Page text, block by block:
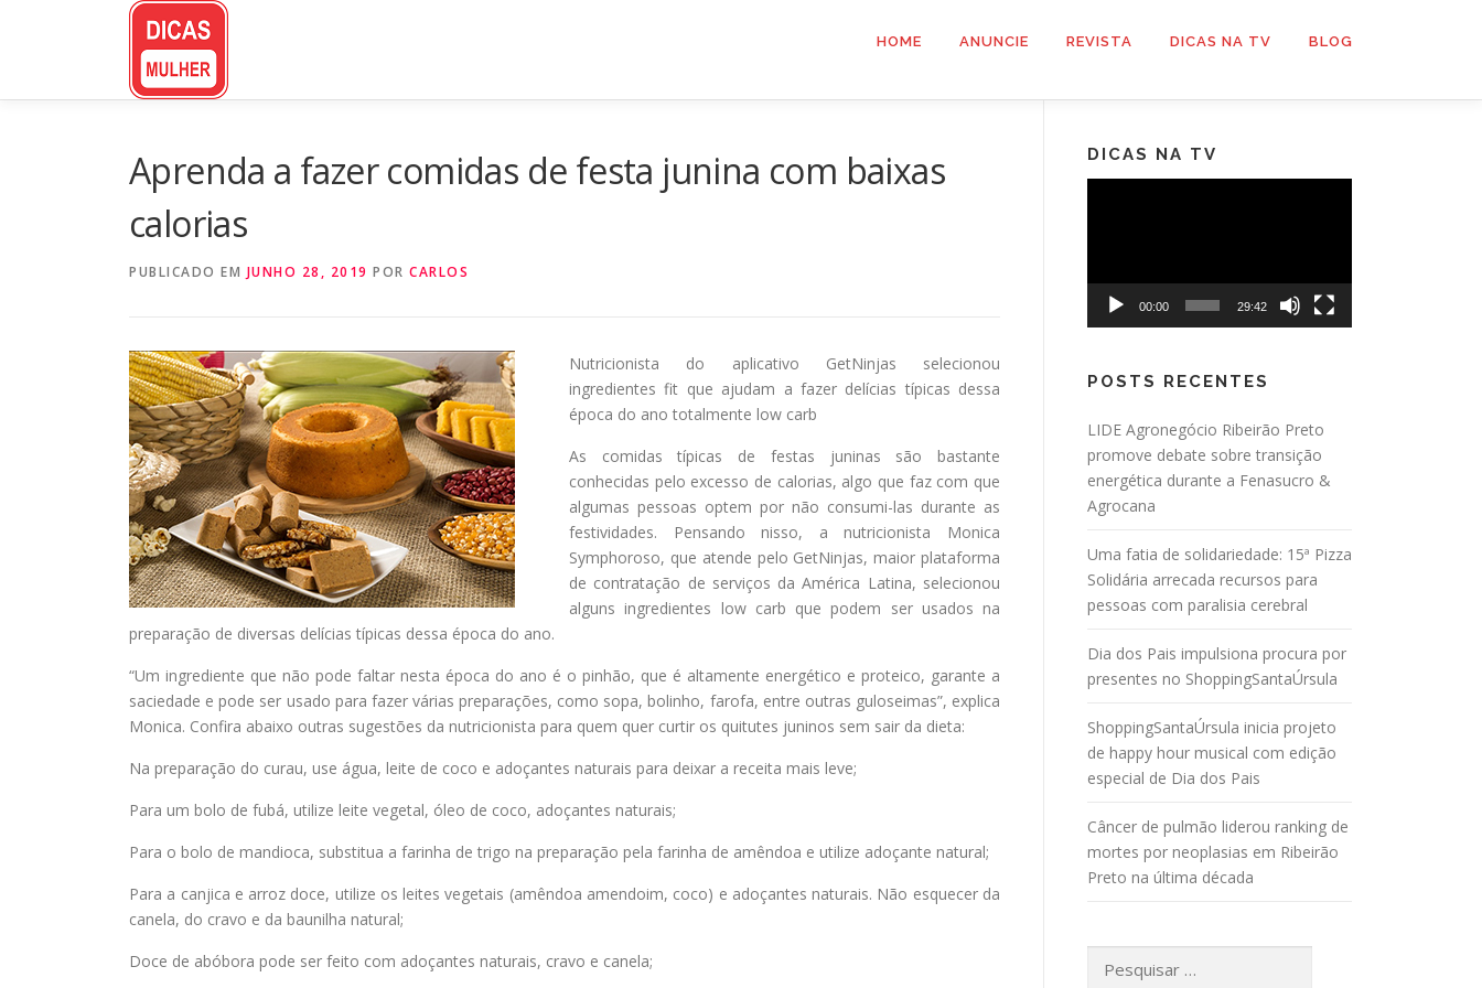
HOME ANUNCIE REVISTA DICAS NA TV BLOG
Aprenda a fazer comidas de festa junina com baixas
calorias
PUBLICADO EM JUNHO 28, 2019 POR CARLOS
Nutricionista do aplicativo GetNinjas selecionou
ingredientes fit que ajudam a fazer delícias típicas dessa
época do ano totalmente low carb
As comidas típicas de festas juninas são bastante
conhecidas pelo excesso de calorias, algo que faz com que
algumas pessoas optem por não consumi-las durante as
festividades. Pensando nisso, a nutricionista Monica
Symphoroso, que atende pelo GetNinjas, maior plataforma
de contratação de serviços da América Latina, selecionou
alguns ingredientes low carb que podem ser usados na
preparação de diversas delícias típicas dessa época do ano.
“Um ingrediente que não pode faltar nesta época do ano é o pinhão, que é altamente energético e proteico, garante a
saciedade e pode ser usado para fazer várias preparações, como sopa, bolinho, farofa, entre outras guloseimas”, explica
Monica. Confira abaixo outras sugestões da nutricionista para quem quer curtir os quitutes juninos sem sair da dieta:
Na preparação do curau, use água, leite de coco e adoçantes naturais para deixar a receita mais leve;
Para um bolo de fubá, utilize leite vegetal, óleo de coco, adoçantes naturais;
Para o bolo de mandioca, substitua a farinha de trigo na preparação pela farinha de amêndoa e utilize adoçante natural;
Para a canjica e arroz doce, utilize os leites vegetais (amêndoa amendoim, coco) e adoçantes naturais. Não esquecer da
canela, do cravo e da baunilha natural;
Doce de abóbora pode ser feito com adoçantes naturais, cravo e canela;
DICAS NA TV
00:00 29:42
POSTS RECENTES
LIDE Agronegócio Ribeirão Preto
promove debate sobre transição
energética durante a Fenasucro &
Agrocana
Uma fatia de solidariedade: 15ª Pizza
Solidária arrecada recursos para
pessoas com paralisia cerebral
Dia dos Pais impulsiona procura por
presentes no ShoppingSantaÚrsula
ShoppingSantaÚrsula inicia projeto
de happy hour musical com edição
especial de Dia dos Pais
Câncer de pulmão liderou ranking de
mortes por neoplasias em Ribeirão
Preto na última década
por: